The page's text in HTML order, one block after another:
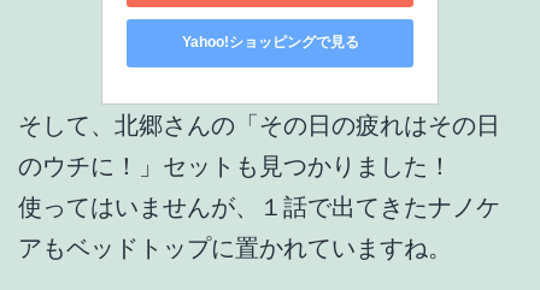
Yahoo!ショッピングで見る
そして、北郷さんの「その日の疲れはその日
のウチに！」セットも見つかりました！
使ってはいませんが、１話で出てきたナノケ
アもベッドトップに置かれていますね。